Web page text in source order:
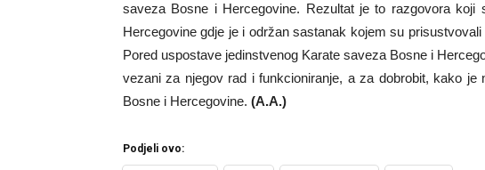
saveza Bosne i Hercegovine. Rezultat je to razgovora
Hercegovine gdje je i održan sastanak kojem su
Pored uspostave jedinstvenog Karate saveza Bosne i
vezani za njegov rad i funkcioniranje, a za dobrobit, kako je
Bosne i Hercegovine. (A.A.)
Podjeli ovo: